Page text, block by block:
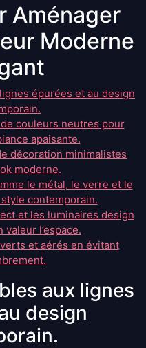
Aménager
Moderne
épurées et au design
couleurs neutres pour
apaisante.
décoration minimalistes
moderne.
le métal, le verre et le
contemporain.
et les luminaires design
l’espace.
et aérés en évitant
aux lignes
design